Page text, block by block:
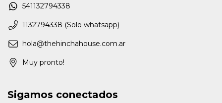
541132794338
1132794338 (Solo whatsapp)
hola@thehinchahouse.com.ar
Muy pronto!
Sigamos conectados